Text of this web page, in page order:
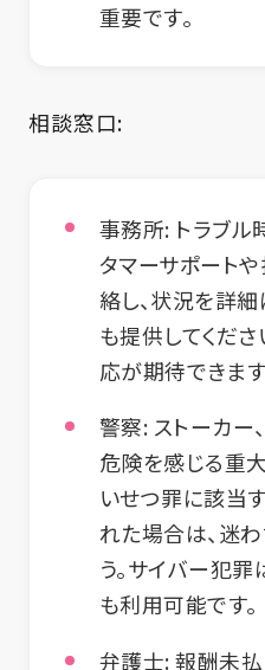
重要です。
相談窓口:
事務所: トラブ
タマーサポート
絡し、状況を詳
も提供してくだ
応が期待できます
警察: ストーカー
危険を感じる重
いせつ罪に該当
れた場合は、迷
う。サイバー犯
も利用可能です。
弁護士:報酬未